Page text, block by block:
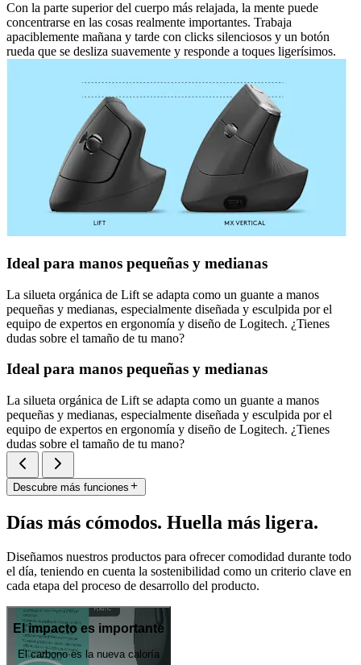
Con la parte superior del cuerpo más relajada, la mente puede
concentrarse en las cosas realmente importantes. Trabaja
apaciblemente mañana y tarde con clicks silenciosos y un botón
rueda que se desliza suavemente y responde a toques ligerísimos.
Ideal para manos pequeñas y medianas
La silueta orgánica de Lift se adapta como un guante a manos
pequeñas y medianas, especialmente diseñada y esculpida por el
equipo de expertos en ergonomía y diseño de Logitech. ¿Tienes
dudas sobre el tamaño de tu mano?
Ideal para manos pequeñas y medianas
La silueta orgánica de Lift se adapta como un guante a manos
pequeñas y medianas, especialmente diseñada y esculpida por el
equipo de expertos en ergonomía y diseño de Logitech. ¿Tienes
dudas sobre el tamaño de tu mano?
Descubre más funciones
Días más cómodos. Huella más ligera.
Diseñamos nuestros productos para ofrecer comodidad durante todo
el día, teniendo en cuenta la sostenibilidad como un criterio clave en
cada etapa del proceso de desarrollo del producto.
El impacto es importante
El carbono es la nueva caloría